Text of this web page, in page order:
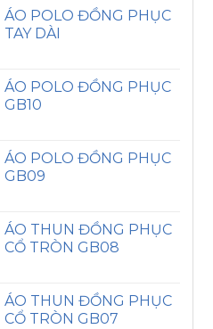
ÁO POLO ĐỒNG PHỤC
TAY DÀI
ÁO POLO ĐỒNG PHỤC
GB10
ÁO POLO ĐỒNG PHỤC
GB09
ÁO THUN ĐỒNG PHỤC
CỔ TRÒN GB08
ÁO THUN ĐỒNG PHỤC
CỔ TRÒN GB07